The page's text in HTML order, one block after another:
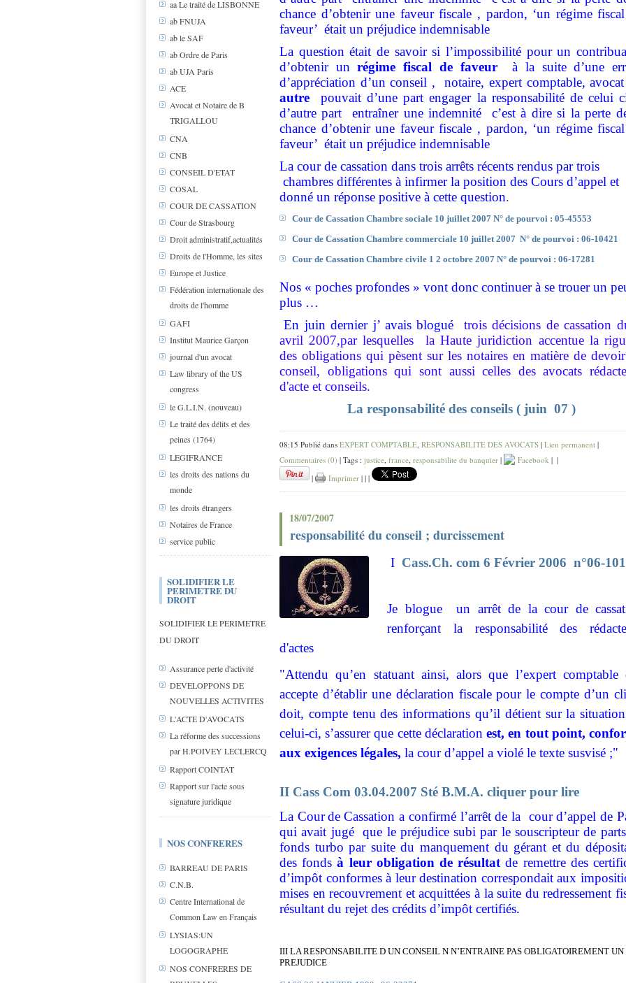
aa Le traité de LISBONNE
ab FNUJA
ab le SAF
ab Ordre de Paris
ab UJA Paris
ACE
Avocat et Notaire de B
TRIGALLOU
CNA
CNB
CONSEIL D'ETAT
COSAL
COUR DE CASSATION
Cour de Strasbourg
Droit administratif,actualités
Droits de l'Homme, les sites
Europe et Justice
Fédération internationale des
droits de l'homme
GAFI
Institut Maurice Garçon
journal d'un avocat
Law library of the US
congress
le G.L.I.N. (nouveau)
Le traité des délits et des
peines (1764)
LEGIFRANCE
les droits des nations du
monde
les droits étrangers
Notaires de France
service public
SOLIDIFIER LE
PERIMETRE DU
DROIT
SOLIDIFIER LE PERIMETRE
DU DROIT
Assurance perte d'activité
DEVELOPPONS DE
NOUVELLES ACTIVITES
L'ACTE D'AVOCATS
La réforme des successions
par H.POIVEY LECLERCQ
Rapport COINTAT
Rapport sur l'acte sous
signature juridique
NOS CONFRERES
BARREAU DE PARIS
C.N.B.
Centre International de
Common Law en Français
LYSIAS:UN
LOGOGRAPHE
NOS CONFRERES DE
chance d’obtenir une faveur fiscale , pardon, ‘un régime
faveur’ était un préjudice indemnisable
La question était de savoir si l’impossibilité pour un
d’obtenir unrégime fiscal de faveur
à la suite d’une
d’appréciation d’un conseil ,
notaire, expert comptable,
autre
pouvait d’une part engager la responsabilité de celui
d’autre part
entraîner une indemnité
c’est à dire si la perte
chance d’obtenir une faveur fiscale , pardon, ‘un régime
faveur’ était un préjudice indemnisable
La cour de cassation dans trois arrêts récents rendus par trois
chambres différentes à infirmer la position des Cours d’appel et
donné un réponse positive à cette question.
Cour de Cassation Chambre sociale 10 juillet 2007 N° de pourvoi : 05-45553
Cour de Cassation Chambre commerciale 10 juillet 2007 N° de pourvoi : 06-10421
Cour de Cassation Chambre civile 1 2 octobre 2007 N° de pourvoi : 06-17281
Nos « poches profondes » vont donc continuer à se trouer un
plus …
En juin dernier j’ avais blogué
trois décisions de cassation
avril 2007,par lesquelles
la Haute juridiction accentue la
des obligations qui pèsent sur les notaires en matière de
conseil, obligations qui sont aussi celles des avocats
d'acte et conseils.
La responsabilité des conseils ( juin 07 )
08:15 Publié dans EXPERT COMPTABLE, RESPONSABILITE DES AVOCATS | Lien permanent |
Commentaires (0) | Tags : justice, france, responsabilite du banquier | Facebook | |
|
Imprimer | | |
18/07/2007
responsabilité du conseil ; durcissement
I Cass.Ch. com 6 Février 2006 n°06-
Je blogue un arrêt de la cour de
renforçant la responsabilité des
d'actes
"Attendu qu’en statuant ainsi, alors que l’expert comptable
accepte d’établir une déclaration fiscale pour le compte d’un
doit, compte tenu des informations qu’il détient sur la
celui-ci, s’assurer que cette déclarationest, en tout point,
aux exigences légales, la cour d’appel a violé le texte susvisé ;"
II Cass Com 03.04.2007 Sté B.M.A. cliquer pour lire
La Cour de Cassation a confirmé l’arrêt de la cour d’appel de
qui avait jugé que le préjudice subi par le souscripteur de
fonds turbo par suite du manquement du gérant et du
des fondsà leur obligation de résultat de remettre des
d’impôt conformes à leur destination correspondait aux
mises en recouvrement et acquittées à la suite du redressement
résultant du rejet des crédits d’impôt certifiés.
III LA RESPONSABILITE D UN CONSEIL N N’ENTRAINE PAS OBLIGATOIREMENT UN
PREJUDICE